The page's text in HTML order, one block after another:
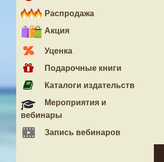
Распродажа
Акция
Уценка
Подарочные книги
Каталоги издательств
Мероприятия и
вебинары
Запись вебинаров